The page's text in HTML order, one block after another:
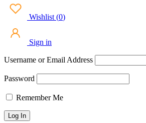
Wishlist (0)
Sign in
Username or Email Address
Password
Remember Me